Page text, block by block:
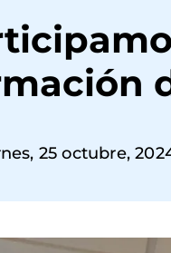
25 octubre,